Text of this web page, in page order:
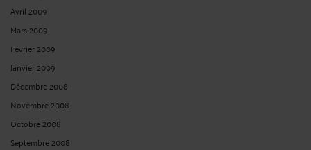
Avril 2009
Mars 2009
Février 2009
Janvier 2009
Décembre 2008
Novembre 2008
Octobre 2008
Septembre 2008